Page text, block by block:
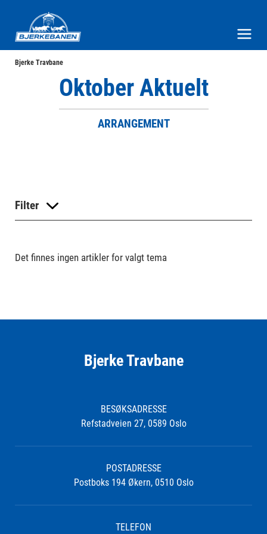
Bjerke Travbane
Oktober Aktuelt
ARRANGEMENT
Filter
Det finnes ingen artikler for valgt tema
Bjerke Travbane
BESØKSADRESSE
Refstadveien 27, 0589 Oslo
POSTADRESSE
Postboks 194 Økern, 0510 Oslo
TELEFON